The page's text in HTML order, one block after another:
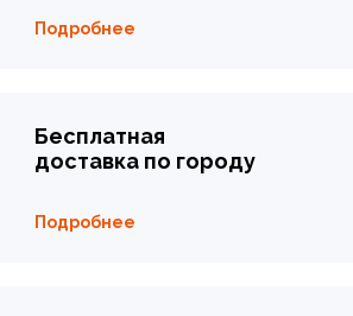
Подробнее
Бесплатная
доставка по городу
Подробнее